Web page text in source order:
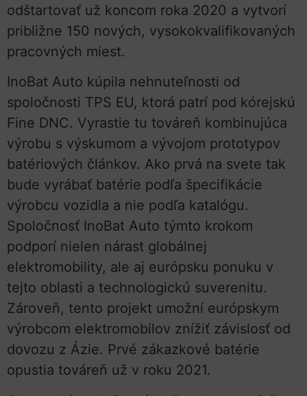
odštartovať už koncom roka 2020 a vytvorí
približne 150 nových, vysokokvalifikovaných
pracovných miest.
InoBat Auto kúpila nehnuteľnosti od
spoločnosti TPS EU, ktorá patrí pod kórejskú
Fine DNC. Vyrastie tu továreň kombinujúca
výrobu s výskumom a vývojom prototypov
batériových článkov. Ako prvá na svete tak
bude vyrábať batérie podľa špecifikácie
výrobcu vozidla a nie podľa katalógu.
Spoločnosť InoBat Auto týmto krokom
podporí nielen nárast globálnej
elektromobility, ale aj európsku ponuku v
tejto oblasti a technologickú suverenitu.
Zároveň, tento projekt umožní európskym
výrobcom elektromobilov znížiť závislosť od
dovozu z Ázie. Prvé zákazkové batérie
opustia továreň už v roku 2021.